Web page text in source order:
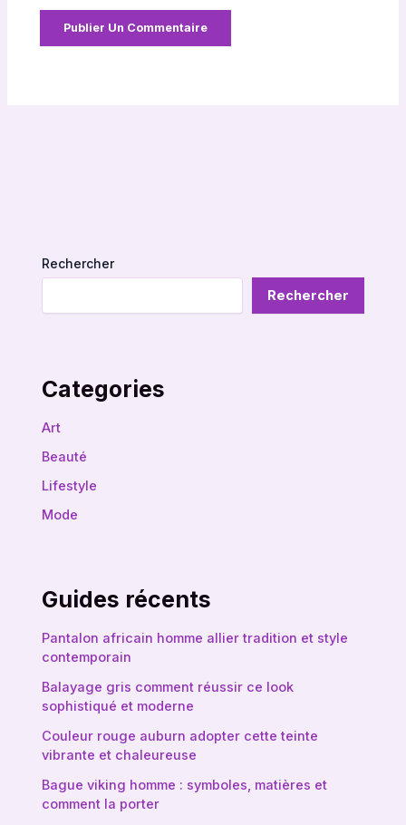
Rechercher
Rechercher
Categories
Art
Beauté
Lifestyle
Mode
Guides récents
Pantalon africain homme allier tradition et style
contemporain
Balayage gris comment réussir ce look
sophistiqué et moderne
Couleur rouge auburn adopter cette teinte
vibrante et chaleureuse
Bague viking homme : symboles, matières et
comment la porter